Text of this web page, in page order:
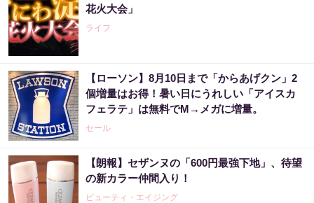
花火大会」
ライフ
【ローソン】8月10日まで「からあげクン」2
個増量はお得！暑い日にうれしい「アイスカ
フェラテ」は無料でM→メガに増量。
セール
【朗報】セザンヌの「600円最強下地」、待望
の新カラー仲間入り！
ビューティ・エイジング